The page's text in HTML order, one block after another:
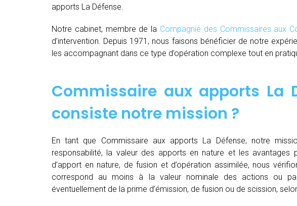
apports La Défense.
Notre cabinet, membre de la Compagnie des Commissaires aux
d’intervention. Depuis 1971, nous faisons bénéficier de notre
les accompagnant dans ce type d’opération complexe tout en
Commissaire aux apports La
consiste notre mission ?
En tant que Commissaire aux apports La Défense, notre
responsabilité, la valeur des apports en nature et les avantages
d’apport en nature, de fusion et d’opération assimilée, nous
correspond au moins à la valeur nominale des actions ou
éventuellement de la prime d’émission, de fusion ou de scission,